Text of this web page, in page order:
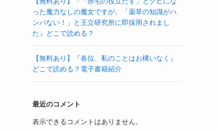
った魔力なしの魔女ですが、「薬草の知識がハ
ンパない！」と王立研究所に即採用されまし
た』どこで読める？
【無料あり】『各位、私のことはお構いなく』
どこで読める？電子書籍紹介
最近のコメント
表示できるコメントはありません。